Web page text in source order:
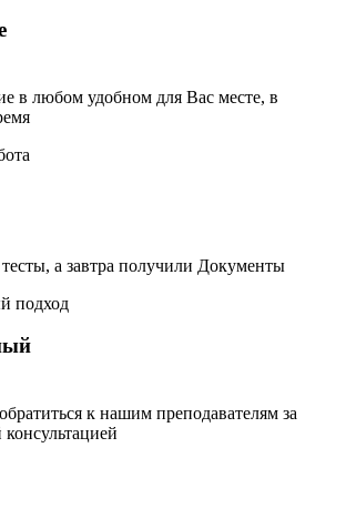
в любом удобном для Вас месте, в
а завтра получили Документы
к нашим преподавателям за